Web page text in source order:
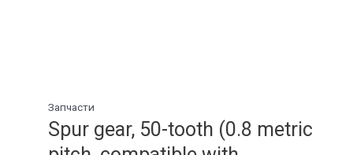
Запчасти
Spur gear, 50-tooth (0.8 metric